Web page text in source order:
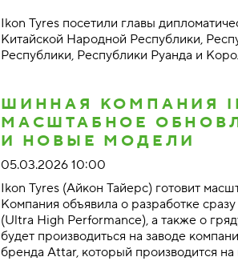
Ikon Tyres посетили главы
Китайской Народной Республики,
Республики, Республики Руанда и
ШИННАЯ КОМПАНИЯ
МАСШТАБНОЕ
И НОВЫЕ МОДЕЛИ
05.03.2026 10:00
Ikon Tyres (Айкон Тайерс) готовит
Компания объявила о разработке
(Ultra High Performance), а также о
будет производиться на заводе
бренда Attar, который производится